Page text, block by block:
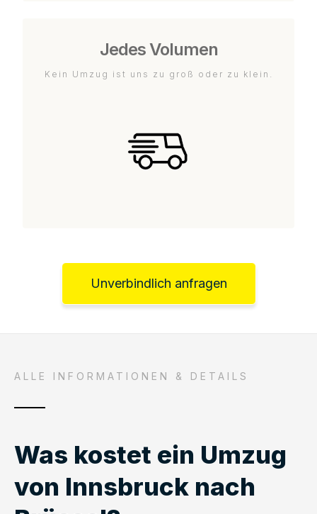
Jedes Volumen
Kein Umzug ist uns zu groß oder zu klein.
Unverbindlich anfragen
ALLE INFORMATIONEN & DETAILS
Was kostet ein Umzug
von Innsbruck nach